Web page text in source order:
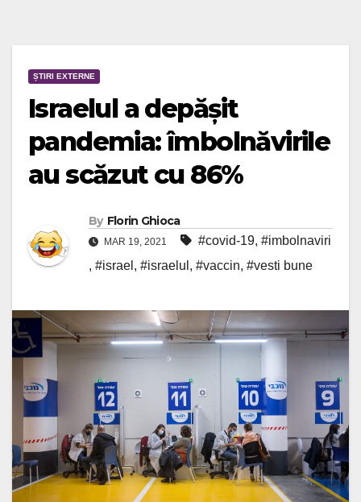
ȘTIRI EXTERNE
Israelul a depășit
pandemia: îmbolnăvirile
au scăzut cu 86%
By Florin Ghioca
MAR 19, 2021 #covid-19, #imbolnaviri
, #israel , #israelul , #vaccin, #vesti bune